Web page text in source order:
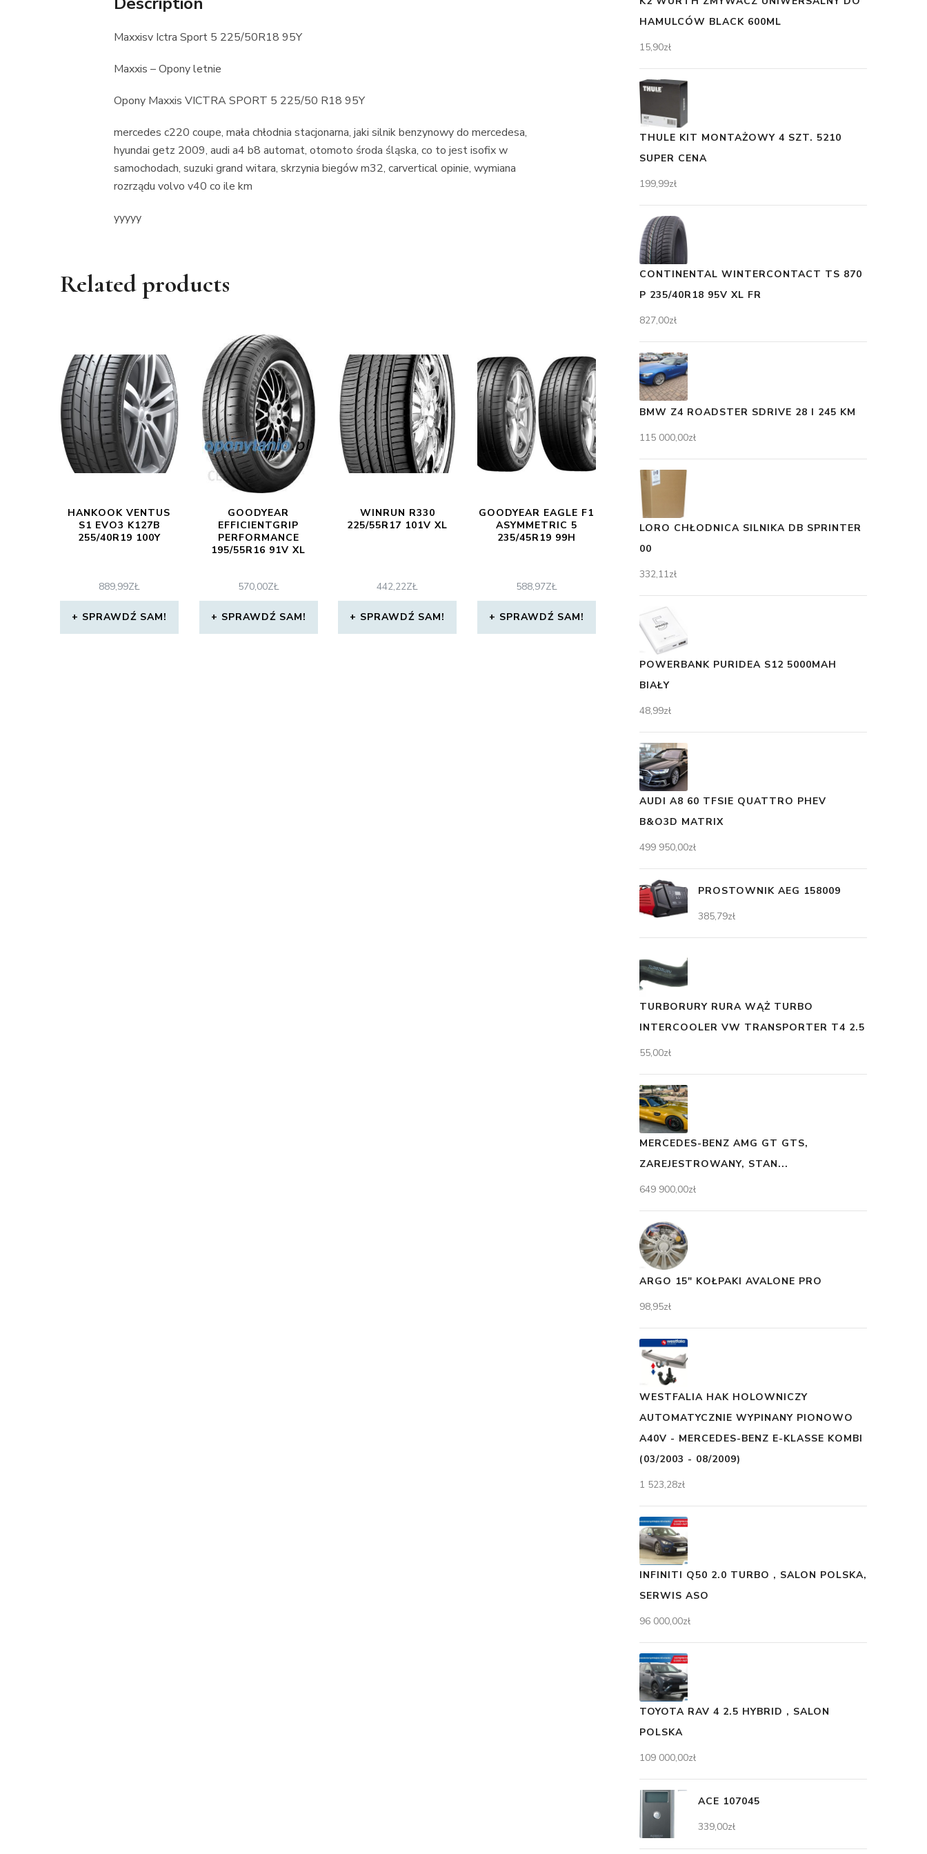
Maxxisv Ictra Sport 5 225/50R18 95Y
Maxxis – Opony letnie
Opony Maxxis VICTRA SPORT 5 225/50 R18 95Y
mercedes c220 coupe, mała chłodnia stacjonarna, jaki silnik benzynowy do mercedesa,
hyundai getz 2009, audi a4 b8 automat, otomoto środa śląska, co to jest isofix w
samochodach, suzuki grand witara, skrzynia biegów m32, carvertical opinie, wymiana
rozrządu volvo v40 co ile km
yyyyy
Related products
HANKOOK VENTUS
S1 EVO3 K127B
255/40R19 100Y
889,99ZŁ
SPRAWDŹ SAM!
GOODYEAR
EFFICIENTGRIP
PERFORMANCE
195/55R16 91V XL
570,00ZŁ
SPRAWDŹ SAM!
WINRUN R330
225/55R17 101V XL
442,22ZŁ
SPRAWDŹ SAM!
GOODYEAR EAGLE F1
ASYMMETRIC 5
235/45R19 99H
588,97ZŁ
SPRAWDŹ SAM!
HAMULCÓW BLACK 600ML
15,90zł
THULE KIT MONTAŻOWY 4 SZT. 5210
SUPER CENA
199,99zł
CONTINENTAL WINTERCONTACT TS 870
P 235/40R18 95V XL FR
827,00zł
BMW Z4 ROADSTER SDRIVE 28 I 245 KM
115 000,00zł
LORO CHŁODNICA SILNIKA DB SPRINTER
00
332,11zł
POWERBANK PURIDEA S12 5000MAH
BIAŁY
48,99zł
AUDI A8 60 TFSIE QUATTRO PHEV
B&O3D MATRIX
499 950,00zł
PROSTOWNIK AEG 158009
385,79zł
TURBORURY RURA WĄŻ TURBO
INTERCOOLER VW TRANSPORTER T4 2.5
55,00zł
MERCEDES-BENZ AMG GT GTS,
ZAREJESTROWANY, STAN...
649 900,00zł
ARGO 15" KOŁPAKI AVALONE PRO
98,95zł
WESTFALIA HAK HOLOWNICZY
AUTOMATYCZNIE WYPINANY PIONOWO
A40V - MERCEDES-BENZ E-KLASSE KOMBI
(03/2003 - 08/2009)
1 523,28zł
INFINITI Q50 2.0 TURBO , SALON POLSKA,
SERWIS ASO
96 000,00zł
TOYOTA RAV 4 2.5 HYBRID , SALON
POLSKA
109 000,00zł
ACE 107045
339,00zł